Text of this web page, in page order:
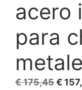
acero
para
€175,45El
€